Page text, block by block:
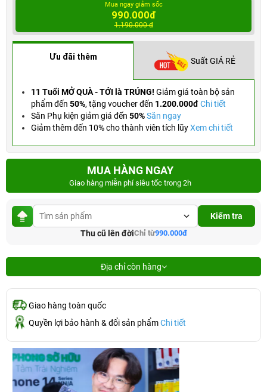
Mua ngay giảm sốc
990.000đ
1.190.000 đ
Ưu đãi thêm Suất GIÁ RẺ
11 Tuổi MỞ QUÀ - TỚI là TRÚNG! Giảm giá toàn bộ sản
phẩm đến 50%, tặng voucher đến 1.200.000đChi tiết
Săn Phụ kiện giảm giá đến 50%Săn ngay
Giảm thêm đến 10% cho thành viên tích lũyXem chi tiết
MUA HÀNG NGAY
Giao hàng miễn phí siêu tốc trong 2h
Kiểm tra
Thu cũ lên đờiChỉ từ990.000đ
Địa chỉ còn hàng
Giao hàng toàn quốc
Quyền lợi bảo hành & đổi sản phẩmChi tiết